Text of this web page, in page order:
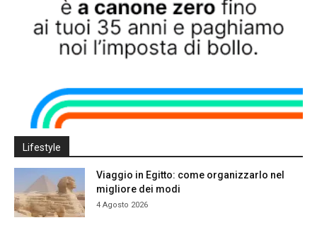
Lifestyle
Viaggio in Egitto: come organizzarlo nel
migliore dei modi
4 Agosto 2026